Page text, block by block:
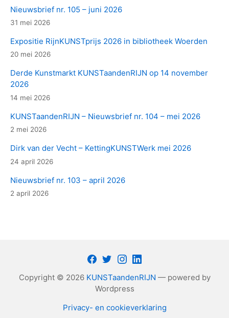
Nieuwsbrief nr. 105 – juni 2026
31 mei 2026
Expositie RijnKUNSTprijs 2026 in bibliotheek Woerden
20 mei 2026
Derde Kunstmarkt KUNSTaandenRIJN op 14 november
2026
14 mei 2026
KUNSTaandenRIJN – Nieuwsbrief nr. 104 – mei 2026
2 mei 2026
Dirk van der Vecht – KettingKUNSTWerk mei 2026
24 april 2026
Nieuwsbrief nr. 103 – april 2026
2 april 2026
Facebook
TwitterInstagram
LinkedIn
Copyright © 2026 KUNSTaandenRIJN — powered by
Wordpress
Privacy- en cookieverklaring